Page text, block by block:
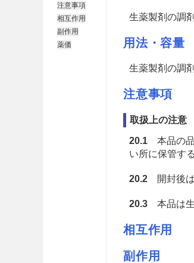
注意事項
相互作用
副作用
薬価
生薬製剤の調
用法・容量
生薬製剤の調
注意事項
取扱上の注意
20.1本品の品
い所に保管す
20.2開封後は
20.3本品は生
相互作用
副作用